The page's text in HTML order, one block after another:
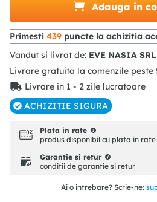
Adauga in
Primesti 439 puncte la achizitia
Vandut si livrat de: EVE NASIA SRL
Livrare gratuita la comenzile peste
Livrare in 1 - 2 zile lucratoare
ACHIZITIE SIGURA
Plata in rate
produs disponibil cu plata in
Garantie si retur
conditii de garantie si retur
Ai o intrebare? Scrie-ne: